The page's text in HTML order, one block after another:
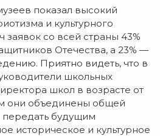
показал высокий
и культурного
заявок со всей страны 43%
Отечества, а 23% —
Приятно видеть, что в
школьных
школ в возрасте от
они объединены общей
будущим
историческое и культурное